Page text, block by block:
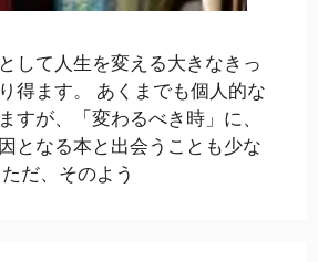
して人生を変える大きなきっ
得ます。 あくまでも個人的な
すが、「変わるべき時」に、
となる本と出会うことも少な
だ、そのよう